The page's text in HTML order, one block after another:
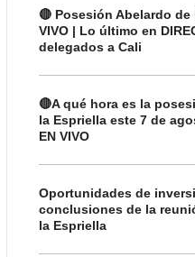
🔴 Posesión Abelardo de
VIVO | Lo último en
delegados a Cali
🔴A qué hora es la
la Espriella este 7 de
EN VIVO
Oportunidades de
conclusiones de la
la Espriella